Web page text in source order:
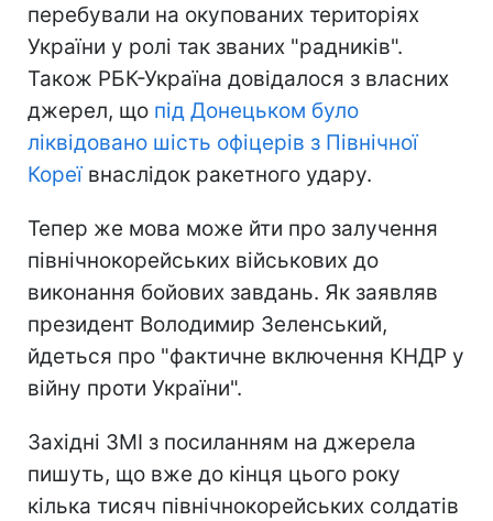
перебували на окупованих територіях
України у ролі так званих "радників".
Також РБК-Україна довідалося з власних
джерел, що під Донецьком було
ліквідовано шість офіцерів з Північної
Кореївнаслідок ракетного удару.
Тепер же мова може йти про залучення
північнокорейських військових до
виконання бойових завдань. Як заявляв
президент Володимир Зеленський,
йдеться про "фактичне включення КНДР у
війну проти України".
Західні ЗМІ з посиланням на джерела
пишуть, що вже до кінця цього року
кілька тисяч північнокорейських солдатів